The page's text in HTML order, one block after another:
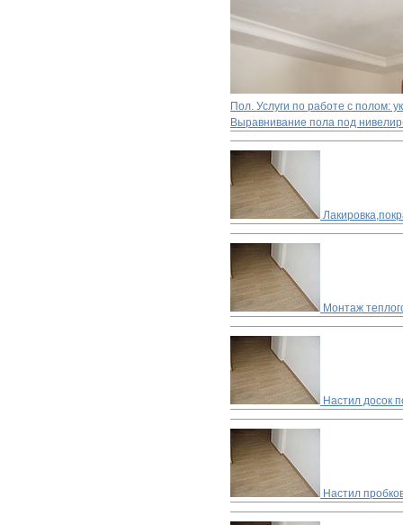
Пол. Услуги по работе с полом:
Выравнивание пола под
Монтаж
Настил досок
Настил